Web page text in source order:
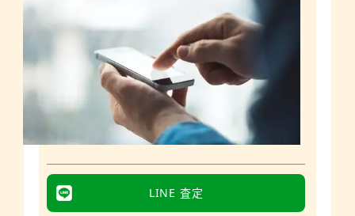
LINE 査定